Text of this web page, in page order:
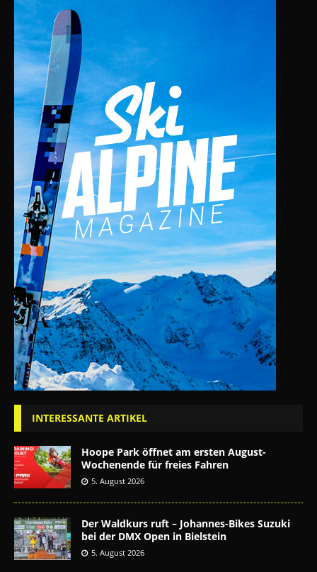
INTERESSANTE ARTIKEL
Hoope Park öffnet am ersten August-
Wochenende für freies Fahren
5. August 2026
Der Waldkurs ruft – Johannes-Bikes Suzuki
bei der DMX Open in Bielstein
5. August 2026